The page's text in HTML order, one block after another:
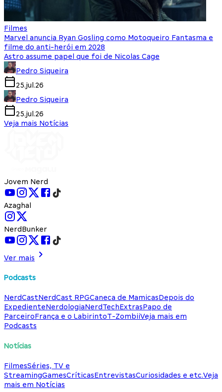
Filmes
Marvel anuncia Ryan Gosling como Motoqueiro Fantasma e
filme do anti-herói em 2028
Astro assume papel que foi de Nicolas Cage
Pedro Siqueira
25.jul.26
Pedro Siqueira
25.jul.26
Veja mais Notícias
Jovem Nerd
Azaghal
NerdBunker
Ver mais
Podcasts
NerdCastNerdCast RPGCaneca de MamicasDepois do
ExpedienteNerdologiaNerdTechExtrasPapo de
ParceiroFrança e o LabirintoT-ZombiiVeja mais em
Podcasts
Notícias
FilmesSéries, TV e
StreamingGamesCríticasEntrevistasCuriosidades e etc.Veja
mais em Notícias